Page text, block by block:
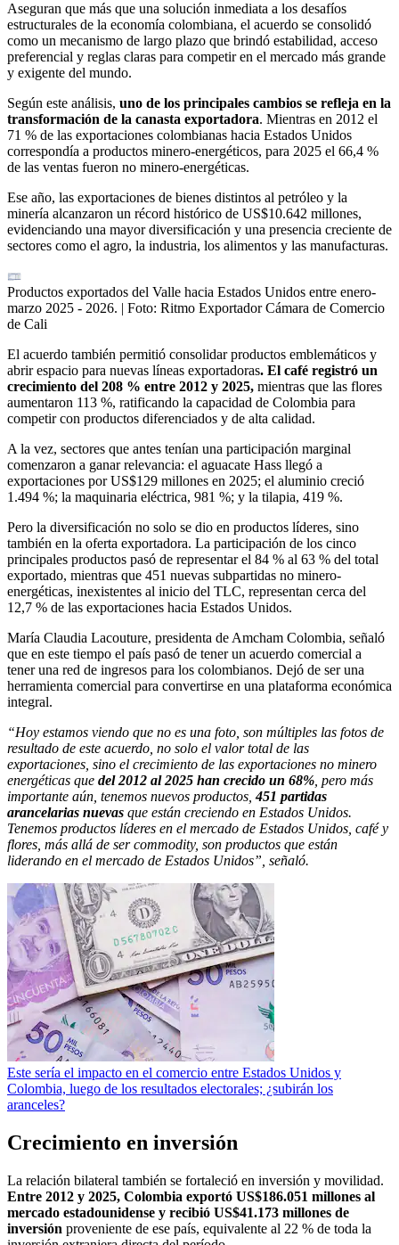
Aseguran que más que una solución inmediata a los desafíos
estructurales de la economía colombiana, el acuerdo se consolidó
como un mecanismo de largo plazo que brindó estabilidad, acceso
preferencial y reglas claras para competir en el mercado más grande
y exigente del mundo.
Según este análisis, uno de los principales cambios se refleja en la
transformación de la canasta exportadora. Mientras en 2012 el
71 % de las exportaciones colombianas hacia Estados Unidos
correspondía a productos minero-energéticos, para 2025 el 66,4 %
de las ventas fueron no minero-energéticas.
Ese año, las exportaciones de bienes distintos al petróleo y la
minería alcanzaron un récord histórico de US$10.642 millones,
evidenciando una mayor diversificación y una presencia creciente de
sectores como el agro, la industria, los alimentos y las manufacturas.
Productos exportados del Valle hacia Estados Unidos entre enero-
marzo 2025 - 2026. | Foto: Ritmo Exportador Cámara de Comercio
de Cali
El acuerdo también permitió consolidar productos emblemáticos y
abrir espacio para nuevas líneas exportadoras. El café registró un
crecimiento del 208 % entre 2012 y 2025, mientras que las flores
aumentaron 113 %, ratificando la capacidad de Colombia para
competir con productos diferenciados y de alta calidad.
A la vez, sectores que antes tenían una participación marginal
comenzaron a ganar relevancia: el aguacate Hass llegó a
exportaciones por US$129 millones en 2025; el aluminio creció
1.494 %; la maquinaria eléctrica, 981 %; y la tilapia, 419 %.
Pero la diversificación no solo se dio en productos líderes, sino
también en la oferta exportadora. La participación de los cinco
principales productos pasó de representar el 84 % al 63 % del total
exportado, mientras que 451 nuevas subpartidas no minero-
energéticas, inexistentes al inicio del TLC, representan cerca del
12,7 % de las exportaciones hacia Estados Unidos.
María Claudia Lacouture, presidenta de Amcham Colombia, señaló
que en este tiempo el país pasó de tener un acuerdo comercial a
tener una red de ingresos para los colombianos. Dejó de ser una
herramienta comercial para convertirse en una plataforma económica
integral.
“Hoy estamos viendo que no es una foto, son múltiples las fotos de
resultado de este acuerdo, no solo el valor total de las
exportaciones, sino el crecimiento de las exportaciones no minero
energéticas que del 2012 al 2025 han crecido un 68% , pero más
importante aún, tenemos nuevos productos,451 partidas
arancelarias nuevas que están creciendo en Estados Unidos.
Tenemos productos líderes en el mercado de Estados Unidos, café y
flores, más allá de ser commodity, son productos que están
liderando en el mercado de Estados Unidos”, señaló.
Este sería el impacto en el comercio entre Estados Unidos y
Colombia, luego de los resultados electorales; ¿subirán los
aranceles?
Crecimiento en inversión
La relación bilateral también se fortaleció en inversión y movilidad.
Entre 2012 y 2025, Colombia exportó US$186.051 millones al
mercado estadounidense y recibió US$41.173 millones de
inversión proveniente de ese país, equivalente al 22 % de toda la